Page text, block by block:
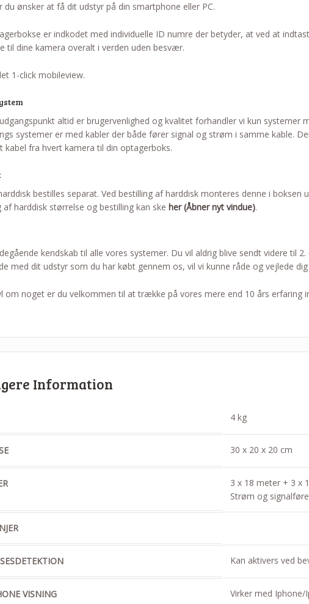
du ønsker at få dit udstyr på din smartphone eller PC.
er indkodet med individuelle ID numre der betyder, at ved at
til dine kamera overalt i verden uden besvær.
1-click mobileview.
altid er brugervenlighed og kvalitet forhandler vi kun systemer
systemer er med kabler der både fører signal og strøm i samme kable.
fra hvert kamera til din optagerboks.
bestilles separat. Ved bestilling af harddisk monteres denne i boksen
af harddisk størrelse og bestilling kan ske her (Åbner nyt vindue).
kendskab til alle vores systemer. Du vil aldrig blive sendt videre til
med dit udstyr som du har købt gennem os, vil vi kunne råde og vejlede
om noget er du velkommen til at trække på vores mere end 10 års erfaring
Information
4 kg
30 x 20 x 20 cm
3 x 18 meter + 3 x
Strøm og
Kan aktivers ved
VISNING Virker med Iphone/